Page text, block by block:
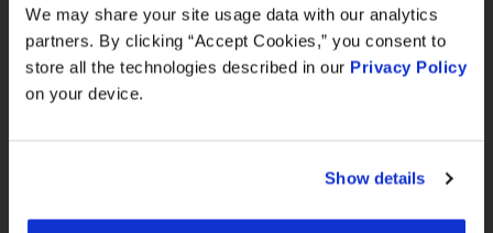
We may share your site usage data with our analytics
partners. By clicking “Accept Cookies,” you consent to
store all the technologies described in our Privacy Policy
on your device.
Show details
2018
MERCEDES-
GLA220
2.2L
2143CC
4-Cyl
Para
código
BENZ
2143CC
Book your meeting NOW
commercial conversation, a technical
partnership